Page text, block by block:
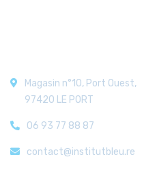
Magasin n°10, Port Ouest,
97420 LE PORT
06 93 77 88 87
contact@institutbleu.re